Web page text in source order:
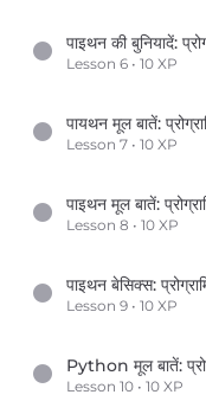
Lesson 6 • 10 XP
पायथन मूल बातें:
Lesson 7 • 10 XP
पाइथन मूल बातें:
Lesson 8 • 10 XP
पाइथन बेसिक्स:
Lesson 9 • 10 XP
Lesson 10 • 10 XP